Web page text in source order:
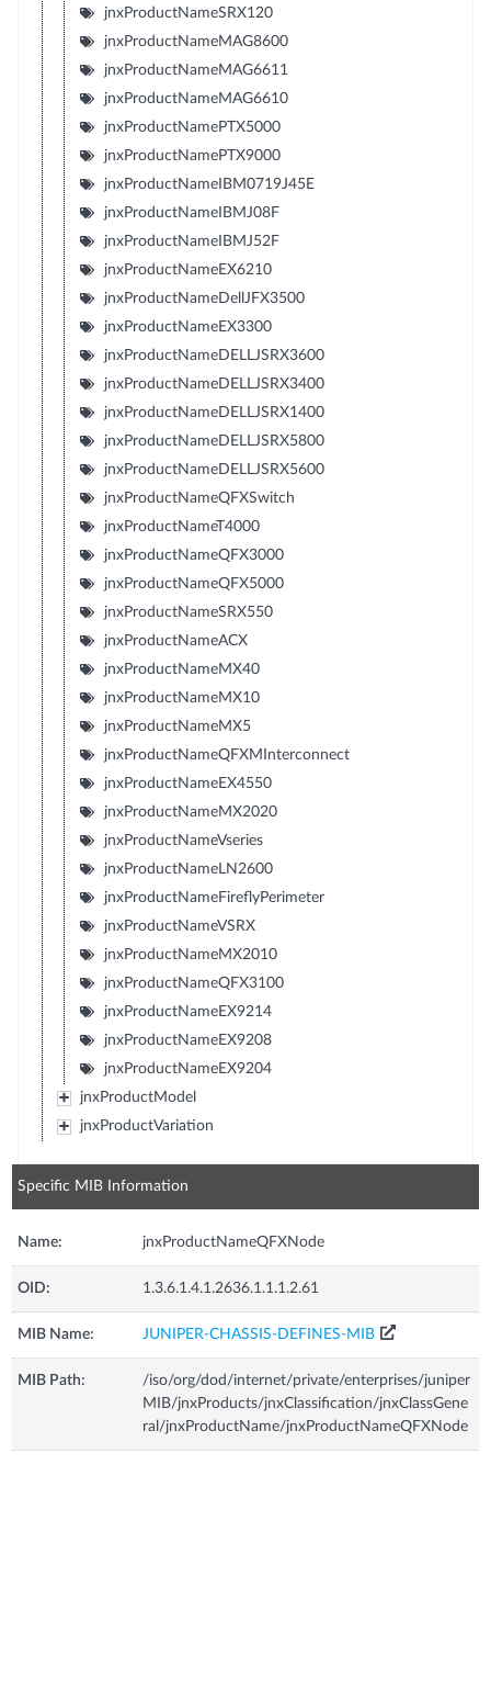
jnxProductNameSRX120
jnxProductNameMAG8600
jnxProductNameMAG6611
jnxProductNameMAG6610
jnxProductNamePTX5000
jnxProductNamePTX9000
jnxProductNameIBM0719J45E
jnxProductNameIBMJ08F
jnxProductNameIBMJ52F
jnxProductNameEX6210
jnxProductNameDellJFX3500
jnxProductNameEX3300
jnxProductNameDELLJSRX3600
jnxProductNameDELLJSRX3400
jnxProductNameDELLJSRX1400
jnxProductNameDELLJSRX5800
jnxProductNameDELLJSRX5600
jnxProductNameQFXSwitch
jnxProductNameT4000
jnxProductNameQFX3000
jnxProductNameQFX5000
jnxProductNameSRX550
jnxProductNameACX
jnxProductNameMX40
jnxProductNameMX10
jnxProductNameMX5
jnxProductNameQFXMInterconnect
jnxProductNameEX4550
jnxProductNameMX2020
jnxProductNameVseries
jnxProductNameLN2600
jnxProductNameFireflyPerimeter
jnxProductNameVSRX
jnxProductNameMX2010
jnxProductNameQFX3100
jnxProductNameEX9214
jnxProductNameEX9208
jnxProductNameEX9204
jnxProductModel
jnxProductVariation
Specific MIB Information
Name: jnxProductNameQFXNode
OID: 1.3.6.1.4.1.2636.1.1.1.2.61
MIB Name: JUNIPER-CHASSIS-DEFINES-MIB
MIB Path:
/iso/org/dod/internet/private/enterprises/juniper
MIB/jnxProducts/jnxClassification/jnxClassGene
ral/jnxProductName/jnxProductNameQFXNode